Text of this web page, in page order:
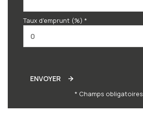
Taux d'emprunt (%) *
ENVOYER
* Champs obligatoires